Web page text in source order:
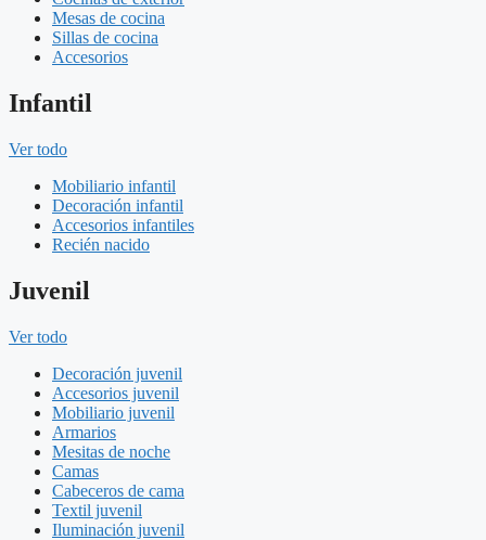
Mesas de cocina
Sillas de cocina
Accesorios
Infantil
Ver todo
Mobiliario infantil
Decoración infantil
Accesorios infantiles
Recién nacido
Juvenil
Ver todo
Decoración juvenil
Accesorios juvenil
Mobiliario juvenil
Armarios
Mesitas de noche
Camas
Cabeceros de cama
Textil juvenil
Iluminación juvenil